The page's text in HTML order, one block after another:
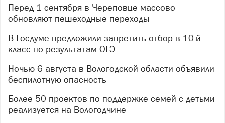
Перед 1 сентября в Череповце массово
обновляют пешеходные переходы
В Госдуме предложили запретить отбор в 10-й
класс по результатам ОГЭ
Ночью 6 августа в Вологодской области объявили
беспилотную опасность
Более 50 проектов по поддержке семей с детьми
реализуется на Вологодчине